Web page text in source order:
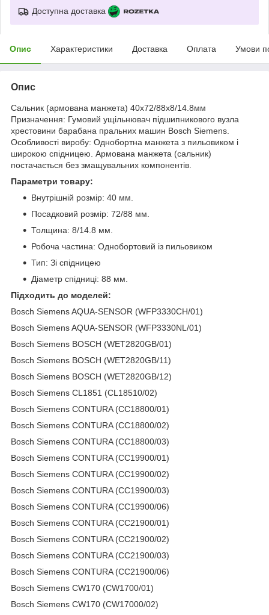
Доступна доставка
Опис Характеристики Доставка Оплата Умови
Опис
Сальник (армована манжета) 40x72/88x8/14.8мм
Призначення: Гумовий ущільнювач підшипникового вузла
хрестовини барабана пральних машин Bosch Siemens.
Особливості виробу: Однобортна манжета з пильовиком і
широкою спідницею. Армована манжета (сальник)
постачається без змащувальних компонентів.
Параметри товару:
Внутрішній розмір: 40 мм.
Посадковий розмір: 72/88 мм.
Толщина: 8/14.8 мм.
Робоча частина: Однобортовий із пильовиком
Тип: Зі спідницею
Діаметр спідниці: 88 мм.
Підходить до моделей:
Bosch Siemens AQUA-SENSOR (WFP3330CH/01)
Bosch Siemens AQUA-SENSOR (WFP3330NL/01)
Bosch Siemens BOSCH (WET2820GB/01)
Bosch Siemens BOSCH (WET2820GB/11)
Bosch Siemens BOSCH (WET2820GB/12)
Bosch Siemens CL1851 (CL18510/02)
Bosch Siemens CONTURA (CC18800/01)
Bosch Siemens CONTURA (CC18800/02)
Bosch Siemens CONTURA (CC18800/03)
Bosch Siemens CONTURA (CC19900/01)
Bosch Siemens CONTURA (CC19900/02)
Bosch Siemens CONTURA (CC19900/03)
Bosch Siemens CONTURA (CC19900/06)
Bosch Siemens CONTURA (CC21900/01)
Bosch Siemens CONTURA (CC21900/02)
Bosch Siemens CONTURA (CC21900/03)
Bosch Siemens CONTURA (CC21900/06)
Bosch Siemens CW170 (CW1700/01)
Bosch Siemens CW170 (CW17000/02)